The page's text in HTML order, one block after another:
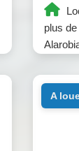
plus
a